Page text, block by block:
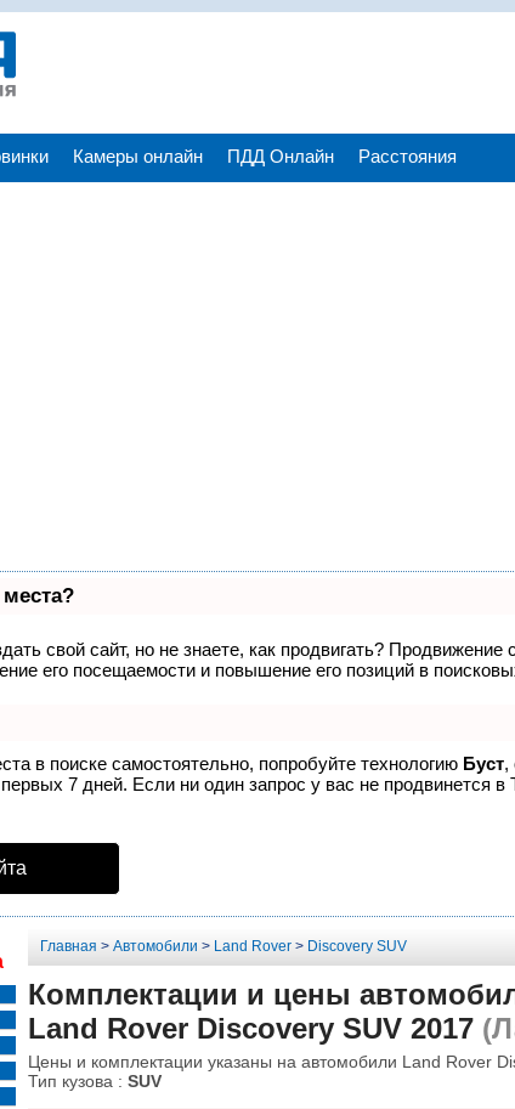
Камеры онлайн ПДД Онлайн Расстояния
свой сайт, но не знаете, как продвигать?
его посещаемости и повышение его позиций в
в поиске самостоятельно, попробуйте технологию Буст,
7 дней. Если ни один запрос у вас не продвинется в
Главная > Автомобили > Land Rover> Discovery SUV
Комплектации и цены
Land Rover Discovery SUV 2017
Цены и комплектации указаны на автомобили Land Rover
Тип кузова : SUV